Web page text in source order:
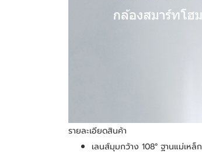
รายละเอียดสินค้า
เลนส์มุมกว้าง 108° ฐานแม่เหล็ก